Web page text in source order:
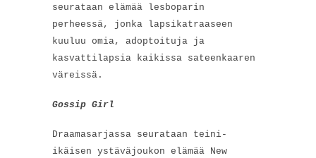
seurataan elämää lesboparin
perheessä, jonka lapsikatraaseen
kuuluu omia, adoptoituja ja
kasvattilapsia kaikissa sateenkaaren
väreissä.
Gossip Girl
Draamasarjassa seurataan teini-
ikäisen ystäväjoukon elämää New